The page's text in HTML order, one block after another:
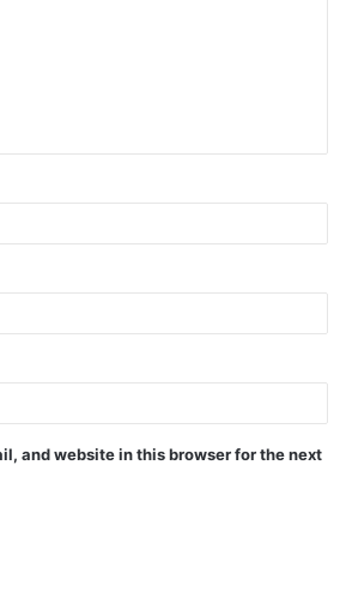
and website in this browser for the next